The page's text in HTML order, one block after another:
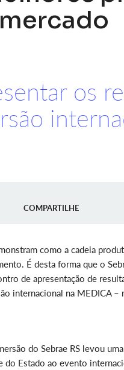
os
COMPARTILHE
como a cadeia
É desta forma que o
de apresentação de
internacional na MEDICA
do Sebrae RS levou
do Estado ao evento